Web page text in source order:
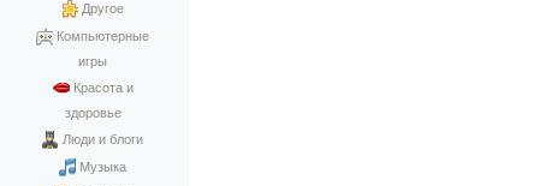
Другое
Компьютерные
игры
Красота и
здоровье
Люди и блоги
Музыка